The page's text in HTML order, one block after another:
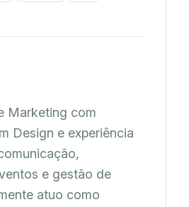
Marketing com
Design e experiência
e gestão de
atuo como